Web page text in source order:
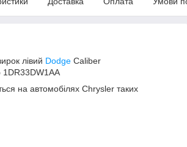
лівий Dodge Caliber
на автомобілях Chrysler таких